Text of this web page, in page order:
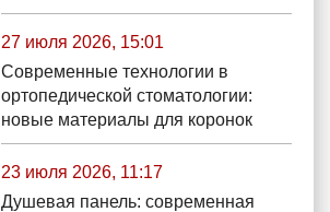
27 июля 2026, 15:01
Современные технологии в
ортопедической стоматологии:
новые материалы для коронок
23 июля 2026, 11:17
Душевая панель: современная